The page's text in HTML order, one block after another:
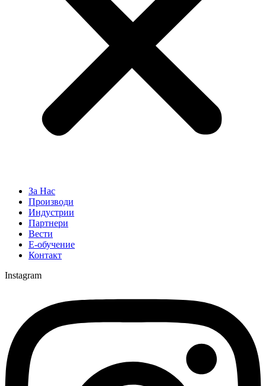
За Нас
Производи
Индустрии
Партнери
Вести
Е-обучение
Контакт
Instagram